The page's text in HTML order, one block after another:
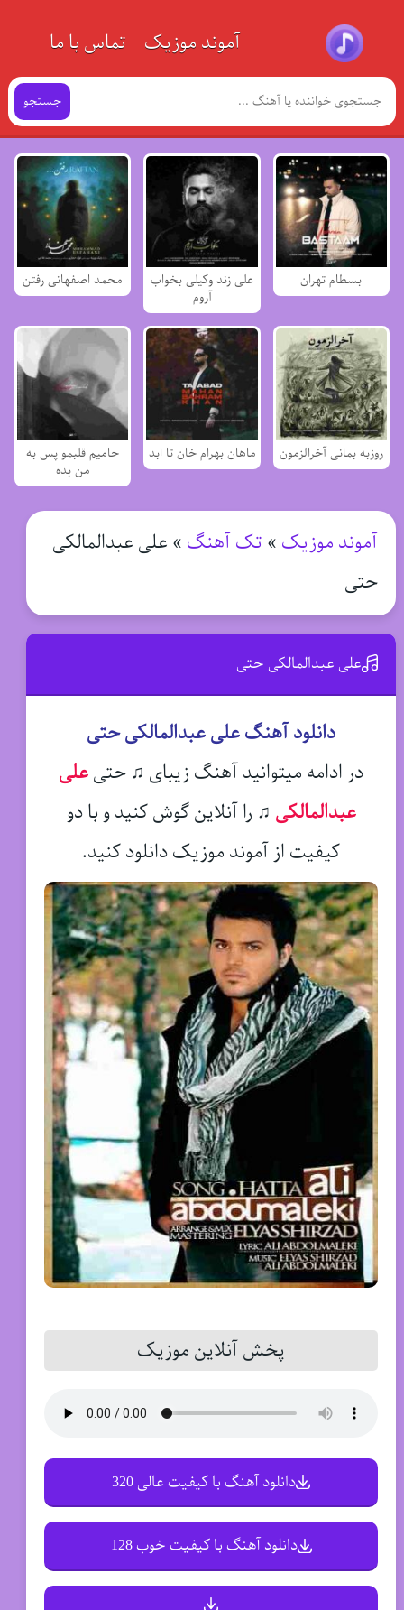
آموند موزیک تماس با ما
جستجو
بسطام تهران
علی زند وکیلی بخواب
آروم
محمد اصفهانی رفتن
روزبه بمانی آخرالزمون ماهان بهرام خان تا ابد
حامیم قلبمو پس به
من بده
آموند موزیک » تک آهنگ » علی عبدالمالکی
حتی
علی عبدالمالکی حتی
دانلود آهنگ علی عبدالمالکی حتی
در ادامه میتوانید آهنگ زیبای ♫ حتیعلی
عبدالمالکی ♫ را آنلاین گوش کنید و با دو
کیفیت از آموند موزیک دانلود کنید.
پخش آنلاین موزیک
دانلود آهنگ با کیفیت عالی 320
دانلود آهنگ با کیفیت خوب 128